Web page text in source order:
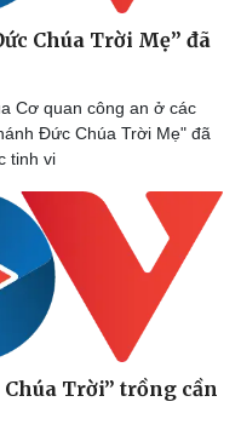
Chúa Trời Mẹ” đã
Cơ quan công an ở các
Đức Chúa Trời Mẹ" đã
tinh vi
Trời” trồng cần